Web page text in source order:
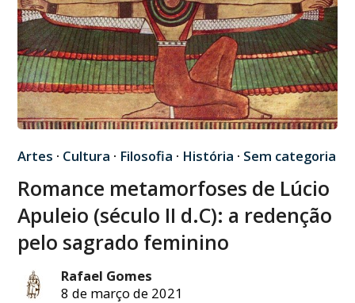
Artes · Cultura · Filosofia · História · Sem categoria
Romance metamorfoses de Lúcio
Apuleio (século II d.C): a redenção
pelo sagrado feminino
Rafael Gomes
8 de março de 2021